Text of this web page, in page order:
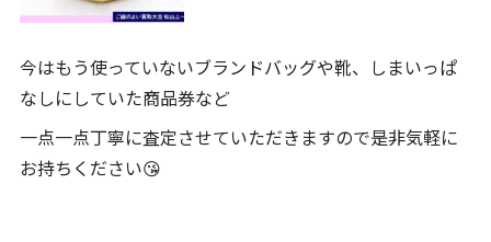
今はもう使っていないブランドバッグや靴、しまいっぱ
なしにしていた商品券など
一点一点丁寧に査定させていただきますので是非気軽に
お持ちください😘